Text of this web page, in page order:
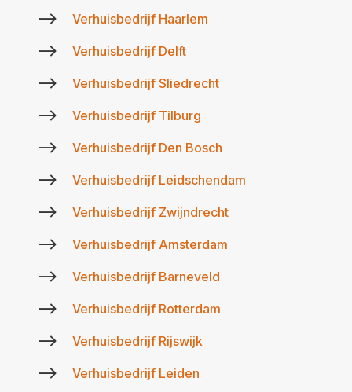
$ Verhuisbedrijf Haarlem
$ Verhuisbedrijf Delft
$ Verhuisbedrijf Sliedrecht
$ Verhuisbedrijf Tilburg
$ Verhuisbedrijf Den Bosch
$ Verhuisbedrijf Leidschendam
$ Verhuisbedrijf Zwijndrecht
$ Verhuisbedrijf Amsterdam
$ Verhuisbedrijf Barneveld
$ Verhuisbedrijf Rotterdam
$ Verhuisbedrijf Rijswijk
$ Verhuisbedrijf Leiden